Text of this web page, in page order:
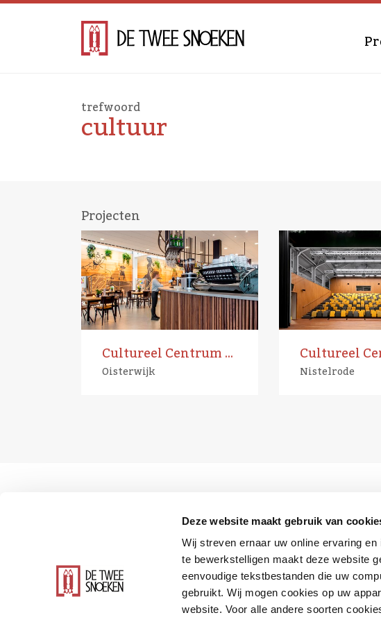
Deze website maakt gebruik van
Wij streven ernaar uw online ervaring
te bewerkstelligen maakt deze website
eenvoudige tekstbestanden die uw
gebruikt. Wij mogen cookies op uw
website. Voor alle andere soorten
trefwoord
cultuur
Projecten
Cultureel Centrum Tiliander
Oisterwijk Nistelrode